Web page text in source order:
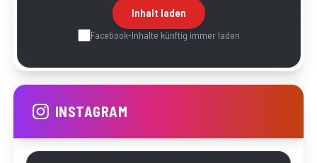
Inhalt laden
Facebook-Inhalte künftig immer laden
INSTAGRAM